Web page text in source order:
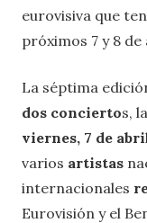
eurovisiva que
próximos 7 y 8 de
La séptima
dos conciertos, la
viernes, 7 de abri
varios artistas
internacionales
Eurovisión y el